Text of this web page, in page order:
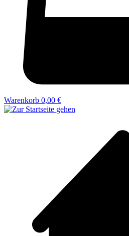
Warenkorb 0,00 €